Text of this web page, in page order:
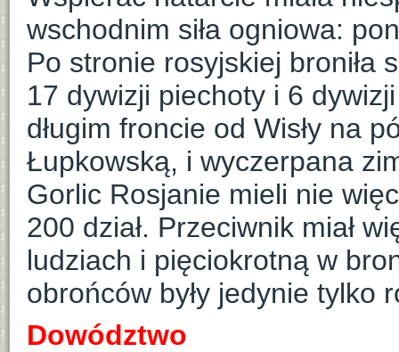
wschodnim siła ogniowa:
Po stronie rosyjskiej broniła
17 dywizji piechoty i 6
długim froncie od Wisły na
Łupkowską, i wyczerpana
Gorlic Rosjanie mieli nie
200 dział. Przeciwnik miał
ludziach i pięciokrotną w
obrońców były jedynie tylko
Dowództwo